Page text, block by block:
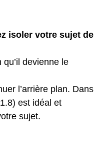
isoler votre sujet de
qu’il devienne le
l’arrière plan. Dans
est idéal et
sujet.